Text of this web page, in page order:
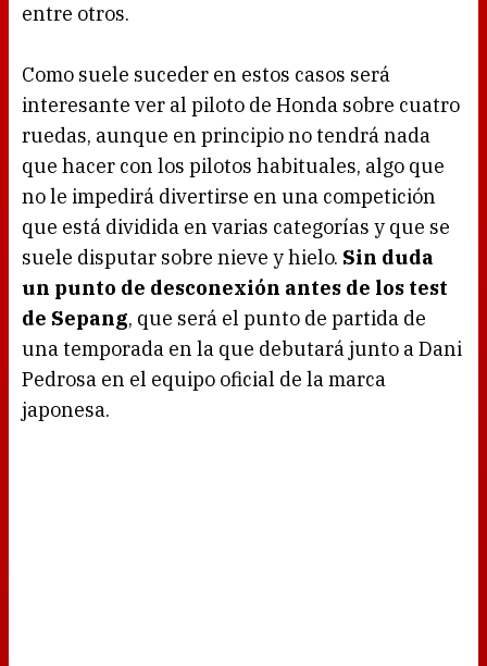
entre otros.
Como suele suceder en estos casos será
interesante ver al piloto de Honda sobre cuatro
ruedas, aunque en principio no tendrá nada
que hacer con los pilotos habituales, algo que
no le impedirá divertirse en una competición
que está dividida en varias categorías y que se
suele disputar sobre nieve y hielo. Sin duda
un punto de desconexión antes de los test
de Sepang, que será el punto de partida de
una temporada en la que debutará junto a Dani
Pedrosa en el equipo oficial de la marca
japonesa.